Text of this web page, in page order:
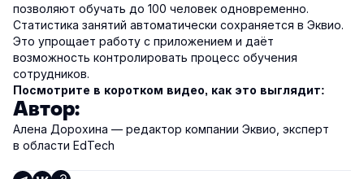
позволяют обучать до 100 человек одновременно.
Статистика занятий автоматически сохраняется в Эквио.
Это упрощает работу с приложением и даёт
возможность контролировать процесс обучения
сотрудников.
Посмотрите в коротком видео, как это выглядит:
Автор:
Алена Дорохина — редактор компании Эквио, эксперт
в области EdTech